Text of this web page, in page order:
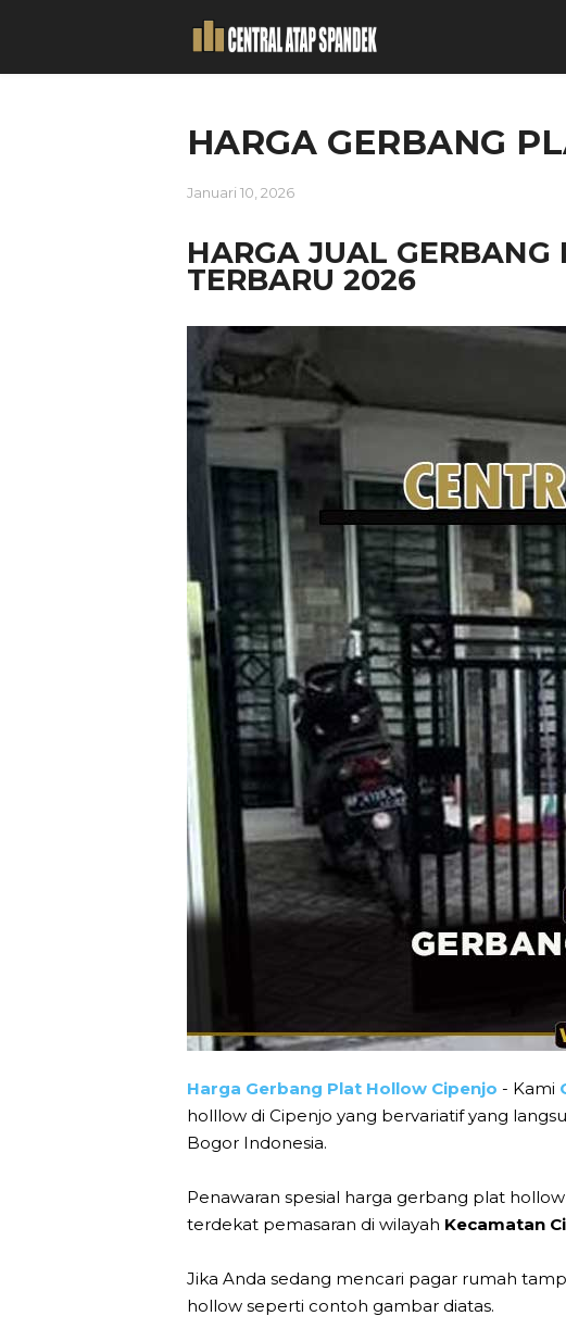
HARGA GERBANG
Januari 10, 2026
HARGA JUAL
TERBARU 2026
Harga Gerbang Plat Hollow Cipenjo - Kami
holllow di Cipenjo yang bervariatif yang
Bogor Indonesia.
Penawaran spesial harga gerbang plat
terdekat pemasaran di wilayah Kecamatan
Jika Anda sedang mencari pagar rumah
hollow seperti contoh gambar diatas.